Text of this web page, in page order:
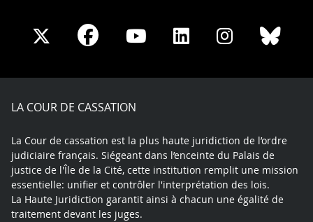
Share
X
Share
Facebook
Share
Youtube
Share
LinkedIn
Share
Instagram
LA COUR DE CASSATION
La Cour de cassation est la plus haute juridiction de l’ordre
judiciaire français. Siégeant dans l’enceinte du Palais de
justice de l'Île de la Cité, cette institution remplit une mission
essentielle: unifier et contrôler l'interprétation des lois.
La Haute Juridiction garantit ainsi à chacun une égalité de
traitement devant les juges.